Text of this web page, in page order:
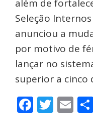
além de
Seleção
anunciou a
por motivo de
lançar no
superior a cinco
Facebook